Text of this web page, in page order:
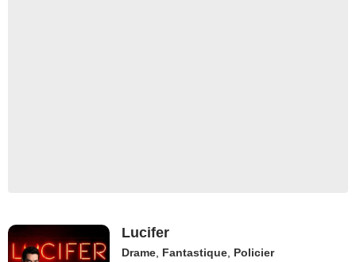
Lucifer
Drame, Fantastique, Policier